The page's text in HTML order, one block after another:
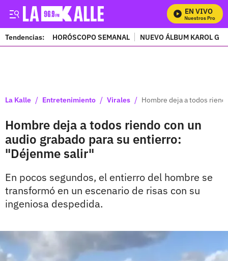
EN VIVO
Mira Todos Nuestros
Tendencias: HORÓSCOPO SEMANAL NUEVO ÁLBUM KAROL G
La Kalle / Entretenimiento / Virales / Hombre deja a todos
Hombre deja a todos riendo con un
audio grabado para su entierro:
"Déjenme salir"
En pocos segundos, el entierro del hombre se
transformó en un escenario de risas con su
ingeniosa despedida.